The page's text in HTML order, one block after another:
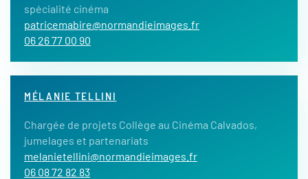
spécialité cinéma
patricemabire@normandieimages.fr
06 26 77 00 90
MÉLANIE TELLINI
Chargée de projets Collège au Cinéma Calvados,
jumelages et partenariats
melanietellini@normandieimages.fr
06 08 72 82 83